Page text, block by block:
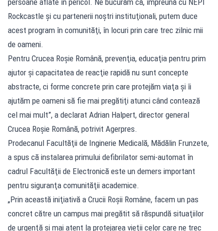
Rockcastle şi cu partenerii noştri instituţionali, putem duce
acest program în comunităţi, în locuri prin care trec zilnic mii
de oameni.
Pentru Crucea Roşie Română, prevenţia, educaţia pentru prim
ajutor şi capacitatea de reacţie rapidă nu sunt concepte
abstracte, ci forme concrete prin care protejăm viaţa şi îi
ajutăm pe oameni să fie mai pregătiţi atunci când contează
cel mai mult”, a declarat Adrian Halpert, director general
Crucea Roşie Română, potrivit Agerpres.
Prodecanul Facultăţii de Inginerie Medicală, Mădălin Frunzete,
a spus că instalarea primului defibrilator semi-automat în
cadrul Facultăţii de Electronică este un demers important
pentru siguranţa comunităţii academice.
„Prin această iniţiativă a Crucii Roşii Române, facem un pas
concret către un campus mai pregătit să răspundă situaţiilor
de urgenţă şi mai atent la protejarea vieţii celor care ne trec